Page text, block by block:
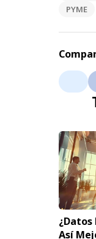
PYME
¿Datos
Así